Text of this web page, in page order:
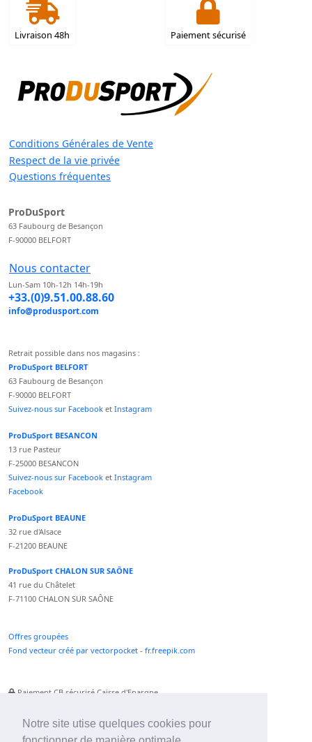
Notre site utise quelques cookies pour
Livraison 48h Paiement sécurisé
Conditions Générales de Vente
Respect de la vie privée
Questions fréquentes
ProDuSport
63 Faubourg de Besançon
F-90000 BELFORT
Nous contacter
Lun-Sam 10h-12h 14h-19h
+33.(0)9.51.00.88.60
info@produsport.com
Retrait possible dans nos magasins :
ProDuSport BELFORT
63 Faubourg de Besançon
F-90000 BELFORT
Suivez-nous sur Facebook et Instagram
ProDuSport BESANCON
13 rue Pasteur
F-25000 BESANCON
Suivez-nous sur Facebook et Instagram
Facebook
ProDuSport BEAUNE
32 rue d'Alsace
F-21200 BEAUNE
ProDuSport CHALON SUR SAÔNE
41 rue du Châtelet
F-71100 CHALON SUR SAÔNE
Offres groupées
Fond vecteur créé par vectorpocket - fr.freepik.com
Paiement CB sécurisé Caisse d'Epargne
Paiement Paypal accepté